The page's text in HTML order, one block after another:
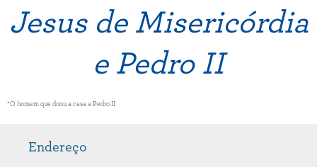
Jesus de Misericórdia
e Pedro II
*O homem que doou a casa a Pedro II
Endereço